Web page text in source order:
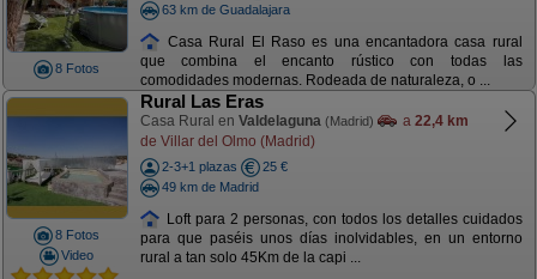
8 Fotos
63 km de Guadalajara
Casa Rural El Raso es una encantadora casa rural
que combina el encanto rústico con todas las
comodidades modernas. Rodeada de naturaleza, o ...
8 Fotos
Video
Rural Las Eras
Casa Rural en Valdelaguna (Madrid) a 22,4 km
de Villar del Olmo (Madrid)
2-3+1 plazas
25 €
49 km de Madrid
Loft para 2 personas, con todos los detalles cuidados
para que paséis unos días inolvidables, en un entorno
rural a tan solo 45Km de la capi ...